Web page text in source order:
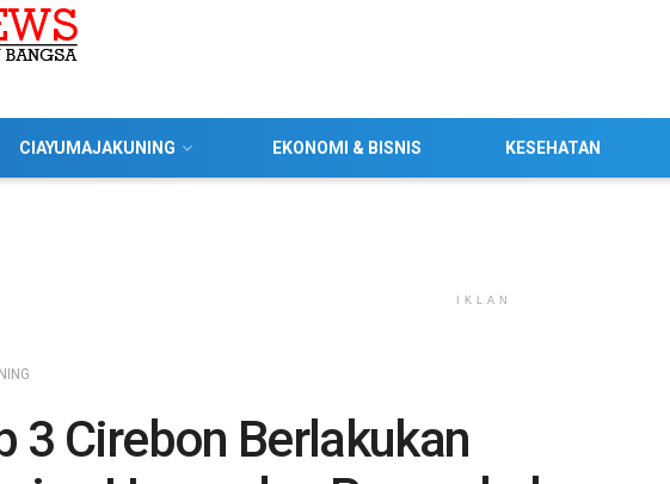
CIAYUMAJAKUNING EKONOMI & BISNIS KESEHATAN
IKLAN
3 Cirebon Berlakukan